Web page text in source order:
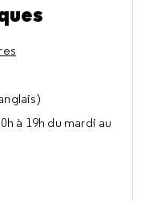
à 19h du mardi au